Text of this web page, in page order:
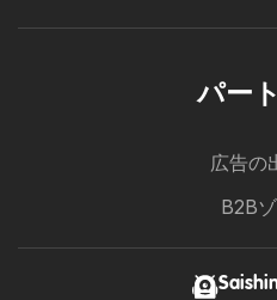
パー
広告の
B2B